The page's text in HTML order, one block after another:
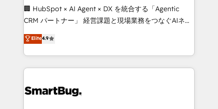
around your business, not a template. ➤ Migration:
Move from any legacy CRM. Zero downtime, full data
run your revenue process. Sales, marketing, and
service wired together. ➤ AI and Integrations: Layer
tune-ups, feature rollouts, adoption coaching. Buying
HubSpot, switching to it, or reviving a stale portal?
🏢 HubSpot × AI Agent × DX を統合する「Agentic
CRM パートナー」 経営課題と現場業務をつなぐAIネイ
ティブ・エージェンシーとして、HubSpot Eliteの実装
力で顧客フロント業務を再設計します。 💡 100inc は何
をする会社か？ HubSpotを共通基盤に、AIエージェン
トを組み込んだ顧客フロント業務（マーケティング・営
ィブ・エージェンシーです。事業部・グループ会社・部
Elite4.9